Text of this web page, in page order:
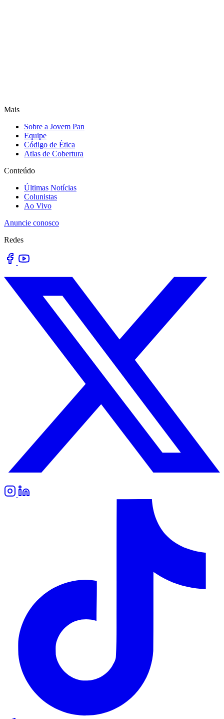
Mais
Sobre a Jovem Pan
Equipe
Código de Ética
Atlas de Cobertura
Conteúdo
Últimas Notícias
Colunistas
Ao Vivo
Anuncie conosco
Redes